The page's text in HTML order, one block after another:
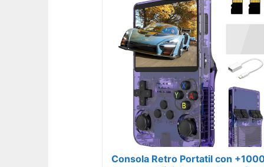
Consola Retro Portatil con